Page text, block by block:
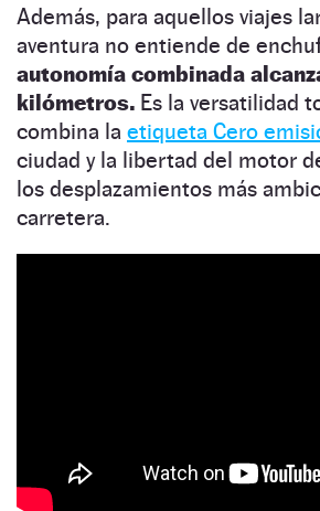
Además, para aquellos viajes
aventura no entiende de
autonomía combinada
kilómetros. Es la versatilidad
combina la etiqueta Cero
ciudad y la libertad del motor
los desplazamientos más
carretera.